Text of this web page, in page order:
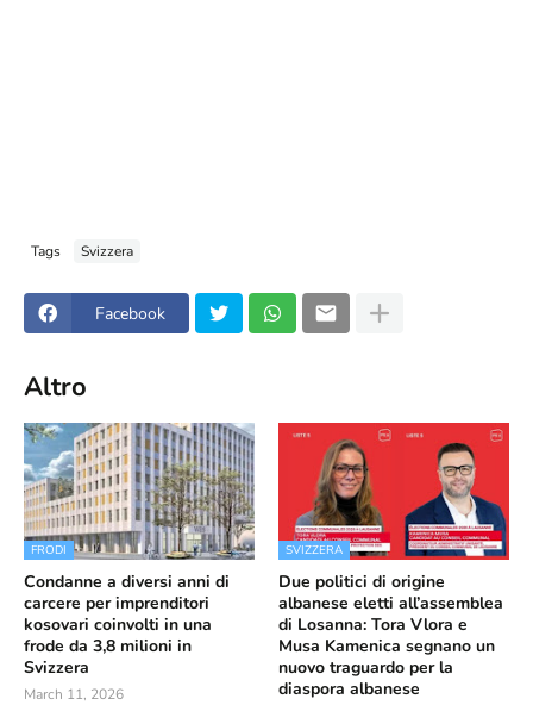
Tags Svizzera
Facebook
Altro
FRODI
Condanne a diversi anni di
carcere per imprenditori
kosovari coinvolti in una
frode da 3,8 milioni in
Svizzera
March 11, 2026
SVIZZERA
Due politici di origine
albanese eletti all’assemblea
di Losanna: Tora Vlora e
Musa Kamenica segnano un
nuovo traguardo per la
diaspora albanese